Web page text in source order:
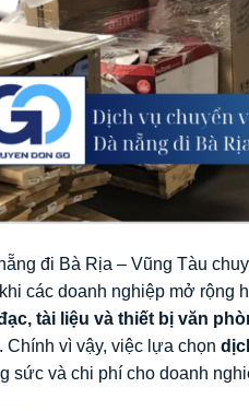
đi Bà Rịa – Vũng Tàu
các doanh nghiệp mở rộng
tài liệu và thiết bị văn
Chính vì vậy, việc lựa chọn
sức và chi phí cho doanh